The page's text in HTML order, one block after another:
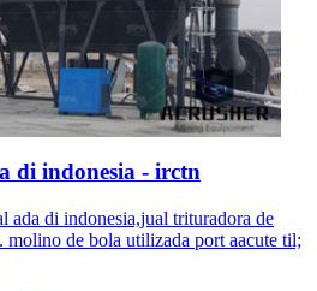
di indonesia - irctn
ada di indonesia,jual trituradora de
molino de bola utilizada port aacute til;